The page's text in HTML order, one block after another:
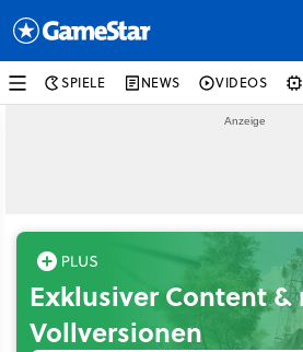
SPIELE NEWS VIDEOS
Exklusiver Content
Vollversionen